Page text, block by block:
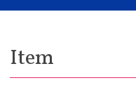
Item